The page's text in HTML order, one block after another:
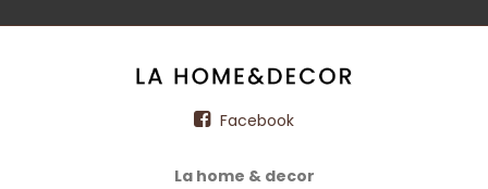
Facebook
La home & decor